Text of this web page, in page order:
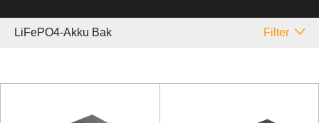
LiFePO4-Akku Bak Filter